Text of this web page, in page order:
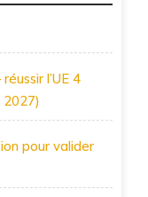
l’UE 4
pour valider